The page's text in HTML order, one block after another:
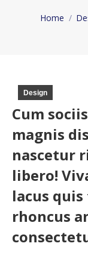
You are
Home
Design
Cum
magnis
nascetur
libero!
lacus
rhoncus